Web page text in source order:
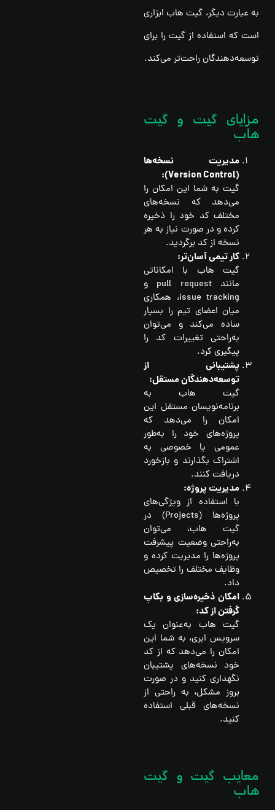
به عبارت دیگر، گیت هاب ابزاری
است که استفاده از گیت را برای
توسعه‌دهندگان راحت‌تر می‌کند.
مزایای گیت و گیت
هاب
مدیریت نسخه‌ها
(Version Control):
گیت به شما این امکان را
می‌دهد که نسخه‌های
مختلف کد خود را ذخیره
کرده و در صورت نیاز به هر
نسخه از کد برگردید.
کار تیمی آسان‌تر:
گیت هاب با امکاناتی
مانند pull request و
issue tracking، همکاری
میان اعضای تیم را بسیار
ساده می‌کند و می‌توان
به‌راحتی تغییرات کد را
پیگیری کرد.
پشتیبانی از
توسعه‌دهندگان مستقل:
گیت هاب به
برنامه‌نویسان مستقل این
امکان را می‌دهد که
پروژه‌های خود را به‌طور
عمومی یا خصوصی به
اشتراک بگذارند و بازخورد
دریافت کنند.
مدیریت پروژه:
با استفاده از ویژگی‌های
پروژه‌ها (Projects) در
گیت هاب، می‌توان
به‌راحتی وضعیت پیشرفت
پروژه‌ها را مدیریت کرده و
وظایف مختلف را تخصیص
داد.
امکان ذخیره‌سازی و بکاپ
گرفتن از کد:
گیت هاب به‌عنوان یک
سرویس ابری، به شما این
امکان را می‌دهد که از کد
خود نسخه‌های پشتیبان
نگهداری کنید و در صورت
بروز مشکل، به راحتی از
نسخه‌های قبلی استفاده
کنید.
معایب گیت و گیت
هاب